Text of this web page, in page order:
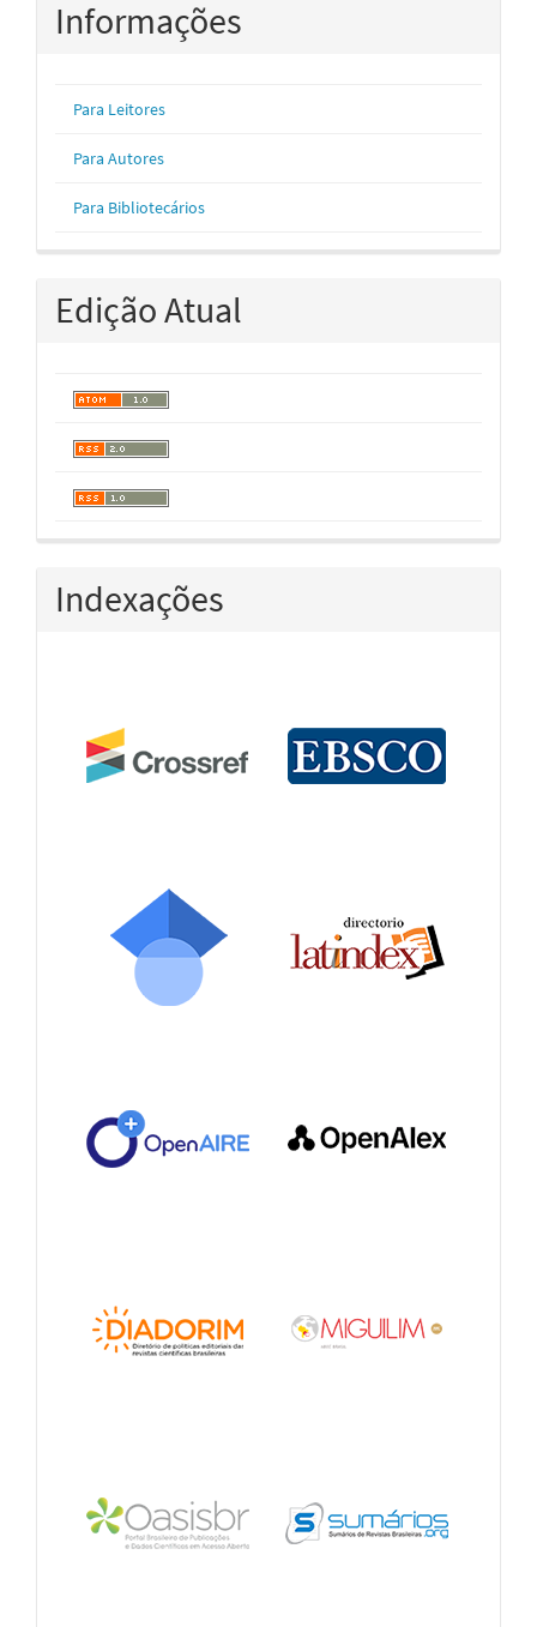
Informações
Para Leitores
Para Autores
Para Bibliotecários
Edição Atual
Indexações